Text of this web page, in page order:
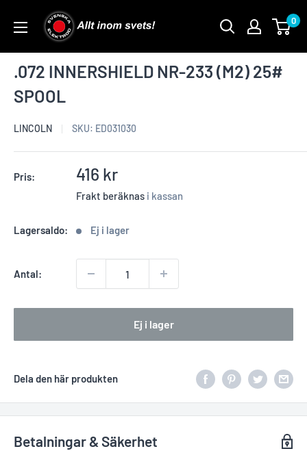
0
.072 INNERSHIELD NR-233 (M2) 25#
SPOOL
LINCOLN SKU: ED031030
Pris: Reapris
416 kr
Frakt beräknas i kassan
Lagersaldo: Ej i lager
Antal:
Ej i lager
Dela den här produkten
Betalningar & Säkerhet